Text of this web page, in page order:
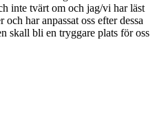
inte tvärt om och jag/vi har läst
har anpassat oss efter dessa
skall bli en tryggare plats för oss